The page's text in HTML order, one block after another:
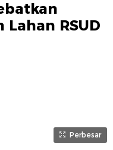
RSUD
Perbesar